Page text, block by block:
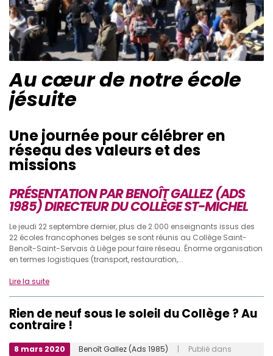
Au cœur de notre école
jésuite
Une journée pour célébrer en
réseau des valeurs et des
missions
PRÉSENTATION PAR BENOÎT GALLEZ (ADS
1985)DIRECTEUR DU COLLÈGE ST-MICHEL
Le jeudi 22 septembre dernier, plus de 2.000 enseignants issus des
22 écoles francophones belges se sont réunis au Collège Saint-
Benoît-Saint-Servais à Liège pour faire réseau. Énorme organisation
en termes logistiques (transport, restauration,...
Lire la suite
Rien de neuf sous le soleil du Collège ? Au
contraire !
8 mars 2020 Benoît Gallez (Ads 1985) | Publié dans